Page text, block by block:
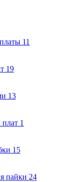
11
19
13
1
15
пайки 24